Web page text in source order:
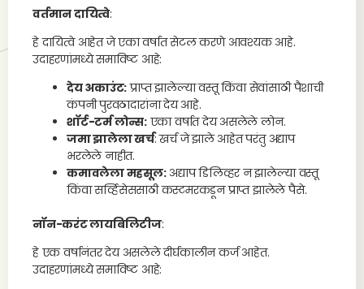
वर्तमान दायित्वे:
हे दायित्वे आहेत जे एका वर्षात सेटल करणे आवश्यक आहे.
उदाहरणांमध्ये समाविष्ट आहे:
देय अकाउंट:प्राप्त झालेल्या वस्तू किंवा सेवांसाठी पैशाची
कंपनी पुरवठादारांना देय आहे.
शॉर्ट-टर्म लोन्स:एका वर्षात देय असलेले लोन.
जमा झालेला खर्च: खर्च जे झाले आहेत परंतु अद्याप
भरलेले नाहीत.
कमावलेला महसूल:अद्याप डिलिव्हर न झालेल्या वस्तू
किंवा सर्व्हिसेससाठी कस्टमरकडून प्राप्त झालेले पैसे.
नॉन-करंट लायबिलिटीज:
हे एक वर्षानंतर देय असलेले दीर्घकालीन कर्ज आहेत.
उदाहरणांमध्ये समाविष्ट आहे: